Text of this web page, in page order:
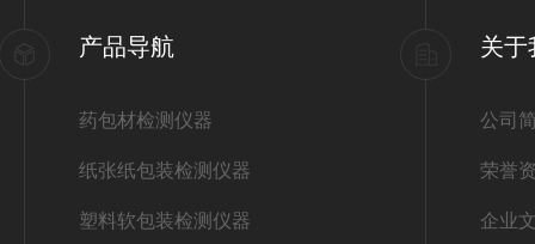
产品导航
药包材检测仪器
纸张纸包装检测仪器
塑料软包装检测仪器
关于
公司
荣誉
企业